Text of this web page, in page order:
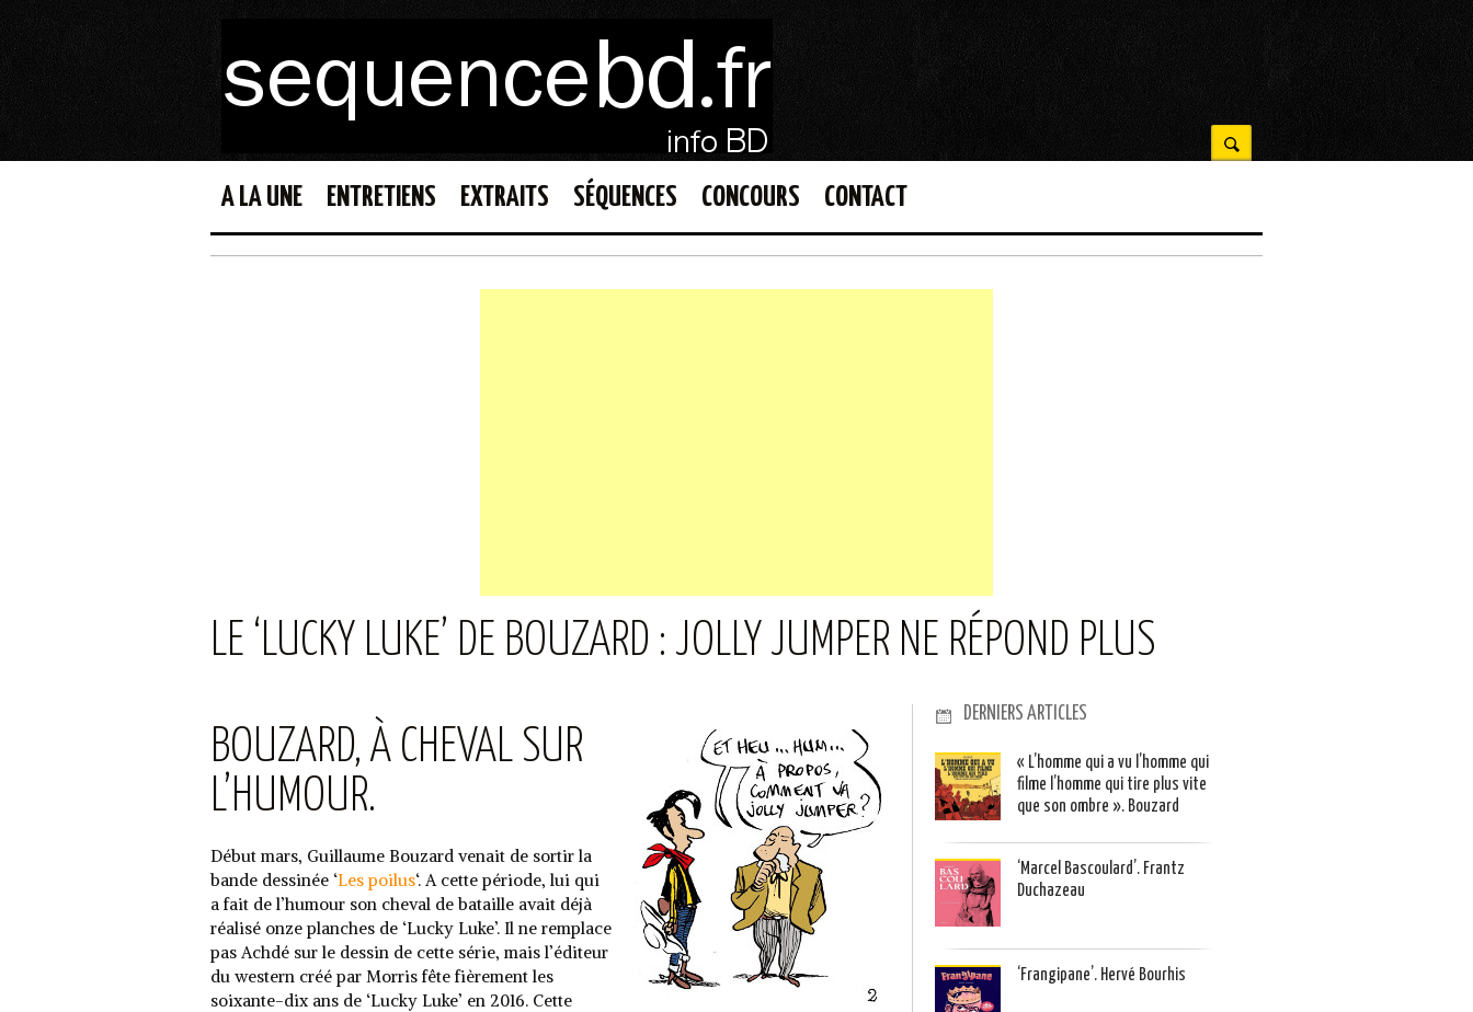
A LA UNE ENTRETIENS EXTRAITS SÉQUENCES CONCOURS CONTACT
LE ‘LUCKY LUKE’ DE BOUZARD : JOLLY JUMPER NE RÉPOND PLUS
BOUZARD, À CHEVAL SUR
L’HUMOUR.
Début mars, Guillaume Bouzard venait de sortir la
bande dessinée ‘Les poilus‘. A cette période, lui qui
a fait de l’humour son cheval de bataille avait déjà
réalisé onze planches de ‘Lucky Luke’. Il ne remplace
pas Achdé sur le dessin de cette série, mais l’éditeur
du western créé par Morris fête fièrement les
soixante-dix ans de ‘Lucky Luke’ en 2016. Cette
DERNIERS ARTICLES
« L’homme qui a vu l’homme qui
filme l’homme qui tire plus vite
que son ombre ». Bouzard
‘Marcel Bascoulard’. Frantz
Duchazeau
‘Frangipane’. Hervé Bourhis